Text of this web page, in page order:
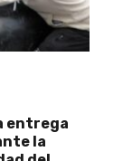
entrega
la